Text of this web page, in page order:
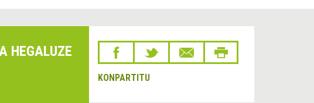
HEGALUZE
KONPARTITU